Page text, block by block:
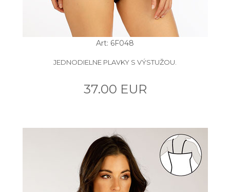
Art: 6F048
JEDNODIELNE PLAVKY S VÝSTUŽOU.
37.00 EUR